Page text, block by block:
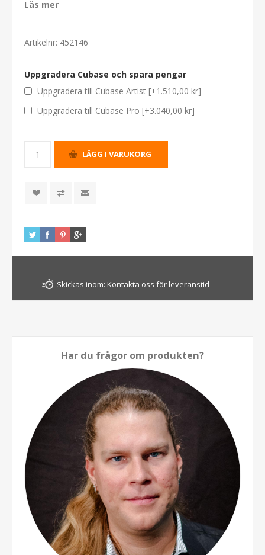
Läs mer
Artikelnr: 452146
Uppgradera Cubase och spara pengar
Uppgradera till Cubase Artist [+1.510,00 kr]
Uppgradera till Cubase Pro [+3.040,00 kr]
Skickas inom: Kontakta oss för leveranstid
Har du frågor om produkten?